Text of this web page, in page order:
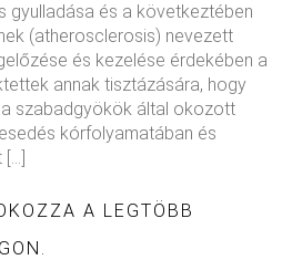
gyulladása és a következtében
(atherosclerosis) nevezett
és kezelése érdekében a
annak tisztázására, hogy
szabadgyökök által okozott
kórfolyamatában és
A LEGTÖBB